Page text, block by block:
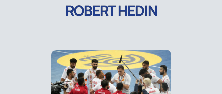
ROBERT HEDIN